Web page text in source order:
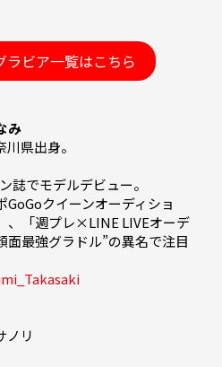
ラビア一覧はこちら
み
県出身。
誌でモデルデビュー。
クイーンオーディショ
、「週プレ×LINE LIVEオーデ
面最強グラドル”の異名で注目
ノリ